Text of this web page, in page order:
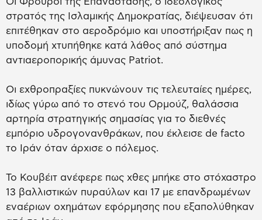
στρατός της Ισλαμικής Δημοκρατίας, διέψευσαν ότι
επιτέθηκαν στο αεροδρόμιο και υποστήριξαν πως η
υποδομή χτυπήθηκε κατά λάθος από σύστημα
αντιαεροπορικής άμυνας Patriot.
Οι εχθροπραξίες πυκνώνουν τις τελευταίες ημέρες,
ιδίως γύρω από το στενό του Ορμούζ, θαλάσσια
αρτηρία στρατηγικής σημασίας για το διεθνές
εμπόριο υδρογονανθράκων, που έκλεισε de facto
το Ιράν όταν άρχισε ο πόλεμος.
Το Κουβέιτ ανέφερε πως χθες μπήκε στο στόχαστρο
13 βαλλιστικών πυραύλων και 17 με επανδρωμένων
εναέριων οχημάτων εφόρμησης που εξαπολύθηκαν